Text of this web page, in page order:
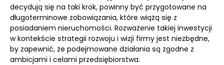
decydują się na taki krok, powinny być przygotowane na
długoterminowe zobowiązania, które wiążą się z
posiadaniem nieruchomości. Rozważenie takiej inwestycji
w kontekście strategii rozwoju i wizji firmy jest niezbędne,
by zapewnić, że podejmowane działania są zgodne z
ambicjami i celami przedsiębiorstwa.